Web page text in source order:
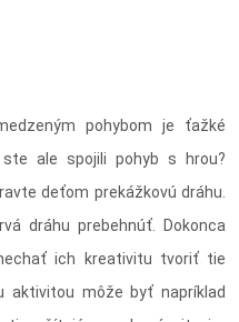
pohybom je ťažké
ale spojili pohyb s hrou?
deťom prekážkovú dráhu.
dráhu prebehnúť. Dokonca
ich kreativitu tvoriť tie
aktivitou môže byť napríklad